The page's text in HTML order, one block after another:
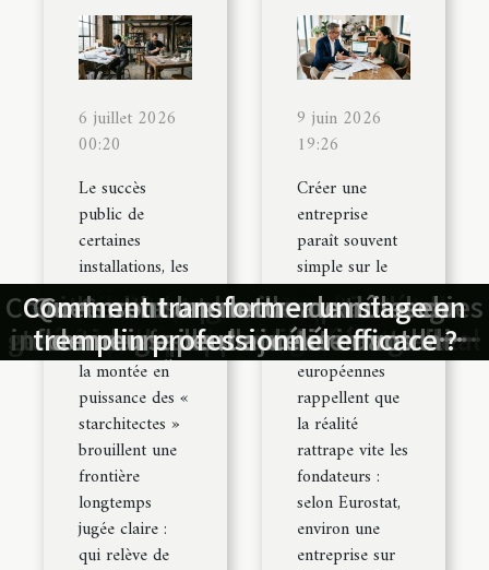
Architecte ou artiste ? où tracer la
frontière dans la création
contemporaine
6 juillet 2026
00:20
Le succès
public de
certaines
installations, les
records atteints
par des ventes
aux enchères et
la montée en
puissance des «
starchitectes »
brouillent une
frontière
longtemps
jugée claire :
qui relève de
Conseil d’expert : éviter les erreurs
les plus courantes lors d’une
création de société
9 juin 2026
19:26
Créer une
entreprise
paraît souvent
simple sur le
papier, et
pourtant les
statistiques
européennes
rappellent que
la réalité
rattrape vite les
fondateurs :
selon Eurostat,
environ une
entreprise sur
Comment les avocats peuvent-ils
aider lors d'un litige locatif ?
Les avantages des activités
extérieures pour le bien-être mental
Guide ultime pour comprendre les
garanties des appareils ménagers en
droit européen
Comment les innovations
technologiques transforment-elles
le marché immobilier en 2026 ?
Comment les nouvelles technologies
influencent-elles le droit immobilier
?
Quels sont les nouveaux rôles du
commissaire de justice dans la
médiation civile ?
Comment une lettre de mise en
demeure peut accélérer votre
procédure judiciaire ?
Comment transformer un stage en
tremplin professionnel efficace ?